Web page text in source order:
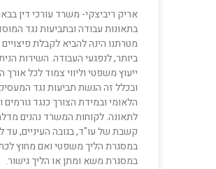
אריק ריביצקי- משרד עורכי דין
בתאונות עבודה ובתביעות נגד
מטרתנו הינה להביא לקבלת
ביותר, לנפגעי העבודה. השירות
ייעוץ משפטי וליווי צמוד לכל
ובכלל זה הגשת תביעות נגד
הלאומי ובמידת הצורך כנגד גורמים
לתאונה. לקוחות המשרד נהנים
קשבת של עו"ד, בגובה העיניים, עד
במסגרת הליך משפטי ואם מחוץ
במסגרת משא ומתן או הליך גישור.